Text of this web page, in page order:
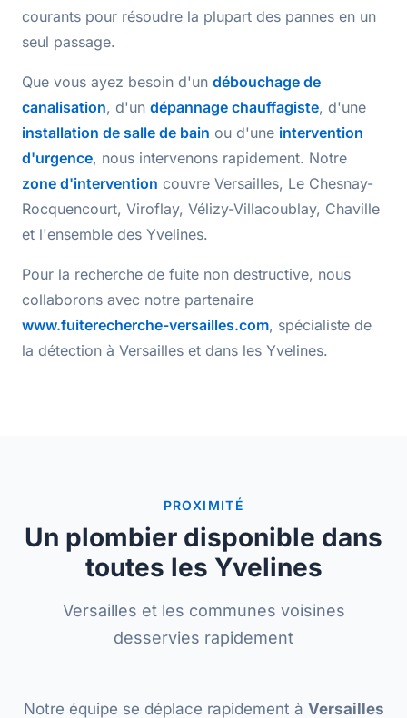
courants pour résoudre la plupart des pannes en un
seul passage.
Que vous ayez besoin d'un débouchage de
canalisation, d'un dépannage chauffagiste, d'une
installation de salle de bain ou d'une intervention
d'urgence, nous intervenons rapidement. Notre
zone d'intervention couvre Versailles, Le Chesnay-
Rocquencourt, Viroflay, Vélizy-Villacoublay, Chaville
et l'ensemble des Yvelines.
Pour la recherche de fuite non destructive, nous
collaborons avec notre partenaire
www.fuiterecherche-versailles.com, spécialiste de
la détection à Versailles et dans les Yvelines.
PROXIMITÉ
Un plombier disponible dans
toutes les Yvelines
Versailles et les communes voisines
desservies rapidement
Notre équipe se déplace rapidement à Versailles